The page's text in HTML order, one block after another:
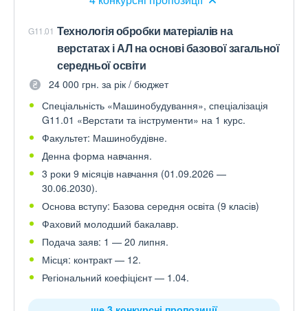
G11.01 Технологія обробки матеріалів на
верстатах і АЛ на основі базової загальної
середньої освіти
24 000 грн. за рік / бюджет
Спеціальність «Машинобудування», спеціалізація
G11.01 «Верстати та інструменти» на 1 курс.
Факультет: Машинобудівне.
Денна форма навчання.
3 роки 9 місяців навчання (01.09.2026 —
30.06.2030).
Основа вступу: Базова середня освіта (9 класів)
Фаховий молодший бакалавр.
Подача заяв: 1 — 20 липня.
Місця: контракт — 12.
Регіональний коефіцієнт — 1.04.